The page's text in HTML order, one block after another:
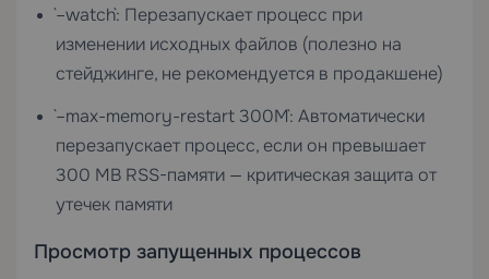
`–watch`: Перезапускает процесс при
изменении исходных файлов (полезно на
стейджинге, не рекомендуется в продакшене)
`–max-memory-restart 300M`: Автоматически
перезапускает процесс, если он превышает
300 MB RSS-памяти — критическая защита от
утечек памяти
Просмотр запущенных процессов